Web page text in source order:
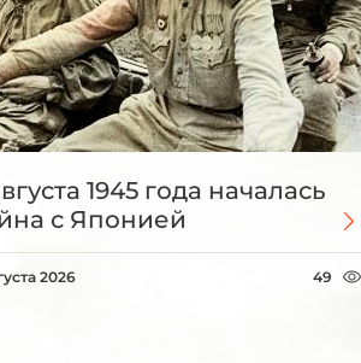
1945 года началась
с Японией
2026 49